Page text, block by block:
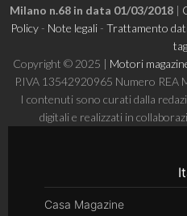
Milano n.68 in data 01/03/2018|
Policy- Note legali- Trattamento
tag
Copyright © 2025 | Motori
P.IVA 13542920965 Numero REA
I contenuti sono curati dalla
digitali e realizzati in
Casa Magazine